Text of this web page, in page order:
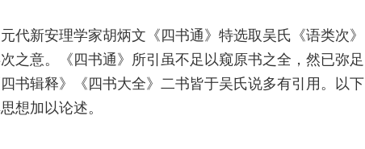
代新安理学家胡炳文《四书通》特选取吴氏《语类次》
之意。《四书通》所引虽不足以窥原书之全，然已弥足
书辑释》《四书大全》二书皆于吴氏说多有引用。以下
想加以论述。